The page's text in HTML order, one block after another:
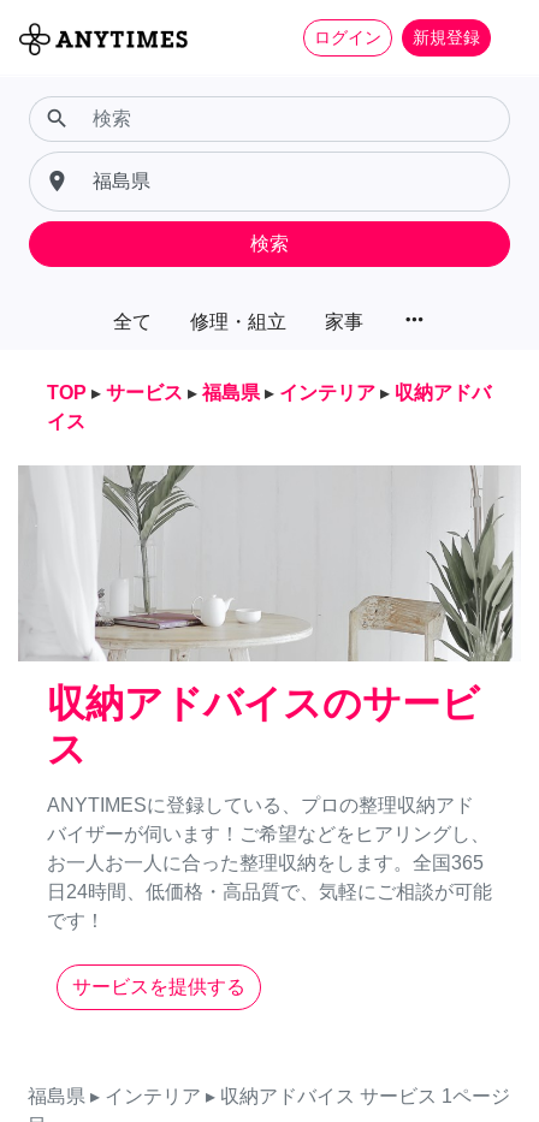
ログイン 新規登録
全て 修理・組立 家事 more_horiz
search
place
検索
TOP ▸ サービス ▸ 福島県 ▸ インテリア ▸ 収納アドバ
イス
収納アドバイスのサービ
ス
ANYTIMESに登録している、プロの整理収納アド
バイザーが伺います！ご希望などをヒアリングし、
お一人お一人に合った整理収納をします。全国365
日24時間、低価格・高品質で、気軽にご相談が可能
です！
サービスを提供する
福島県 ▸ インテリア ▸ 収納アドバイス サービス 1ページ